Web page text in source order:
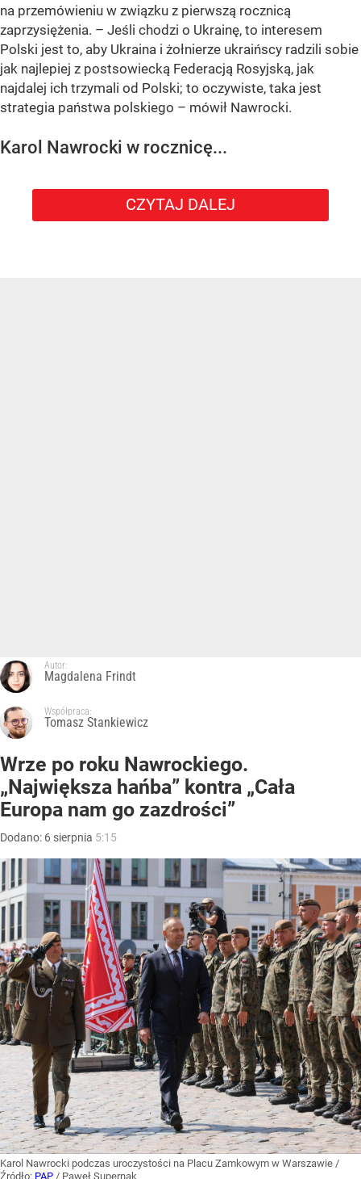
na przemówieniu w związku z pierwszą rocznicą
zaprzysiężenia. – Jeśli chodzi o Ukrainę, to interesem
Polski jest to, aby Ukraina i żołnierze ukraińscy radzili sobie
jak najlepiej z postsowiecką Federacją Rosyjską, jak
najdalej ich trzymali od Polski; to oczywiste, taka jest
strategia państwa polskiego – mówił Nawrocki.
Karol Nawrocki w rocznicę...
CZYTAJ DALEJ
Autor:
Magdalena Frindt
Współpraca:
Tomasz Stankiewicz
Wrze po roku Nawrockiego.
„Największa hańba” kontra „Cała
Europa nam go zazdrości”
Dodano: 6 sierpnia 5:15
Karol Nawrocki podczas uroczystości na Placu Zamkowym w Warszawie /
Źródło: PAP / Paweł Supernak